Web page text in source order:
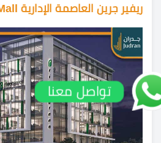
ريفير جرين العاصمة الإدارية River Green Mall
تواصل معنا